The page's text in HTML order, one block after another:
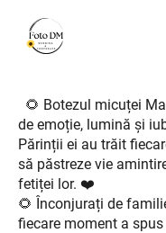
🌻 Botezul micuței
de emoție, lumină și
Părinții ei au trăit
să păstreze vie
fetiței lor. ❤️
🌻 Înconjurați de
fiecare moment a